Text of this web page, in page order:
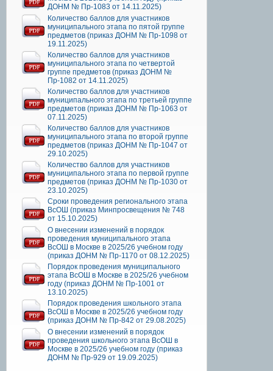
ДОНМ № Пр-1083 от 14.11.2025)
Количество баллов для участников
муниципального этапа по пятой группе
предметов (приказ ДОНМ № Пр-1098 от
19.11.2025)
Количество баллов для участников
муниципального этапа по четвертой
группе предметов (приказ ДОНМ №
Пр-1082 от 14.11.2025)
Количество баллов для участников
муниципального этапа по третьей группе
предметов (приказ ДОНМ № Пр-1063 от
07.11.2025)
Количество баллов для участников
муниципального этапа по второй группе
предметов (приказ ДОНМ № Пр-1047 от
29.10.2025)
Количество баллов для участников
муниципального этапа по первой группе
предметов (приказ ДОНМ № Пр-1030 от
23.10.2025)
Сроки проведения регионального этапа
ВсОШ (приказ Минпросвещения № 748
от 15.10.2025)
О внесении изменений в порядок
проведения муниципального этапа
ВсОШ в Москве в 2025/26 учебном году
(приказ ДОНМ № Пр-1170 от 08.12.2025)
Порядок проведения муниципального
этапа ВсОШ в Москве в 2025/26 учебном
году (приказ ДОНМ № Пр-1001 от
13.10.2025)
Порядок проведения школьного этапа
ВсОШ в Москве в 2025/26 учебном году
(приказ ДОНМ № Пр-842 от 29.08.2025)
О внесении изменений в порядок
проведения школьного этапа ВсОШ в
Москве в 2025/26 учебном году (приказ
ДОНМ № Пр-929 от 19.09.2025)